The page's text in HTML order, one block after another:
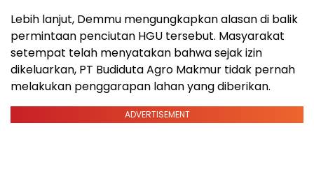
Lebih lanjut, Demmu mengungkapkan alasan di balik
permintaan penciutan HGU tersebut. Masyarakat
setempat telah menyatakan bahwa sejak izin
dikeluarkan, PT Budiduta Agro Makmur tidak pernah
melakukan penggarapan lahan yang diberikan.
ADVERTISEMENT